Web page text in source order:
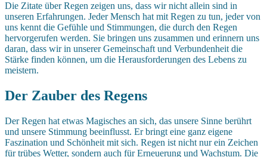
Die Zitate über Regen zeigen uns, dass wir nicht allein sind in
unseren Erfahrungen. Jeder Mensch hat mit Regen zu tun, jeder von
uns kennt die Gefühle und Stimmungen, die durch den Regen
hervorgerufen werden. Sie bringen uns zusammen und erinnern uns
daran, dass wir in unserer Gemeinschaft und Verbundenheit die
Stärke finden können, um die Herausforderungen des Lebens zu
meistern.
Der Zauber des Regens
Der Regen hat etwas Magisches an sich, das unsere Sinne berührt
und unsere Stimmung beeinflusst. Er bringt eine ganz eigene
Faszination und Schönheit mit sich. Regen ist nicht nur ein Zeichen
für trübes Wetter, sondern auch für Erneuerung und Wachstum. Die